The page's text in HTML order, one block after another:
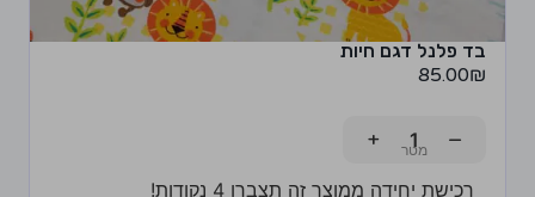
בד פלנל דגם חיות
85.00₪
−
+
רכישת יחידה ממוצר זה תצברו 4 נקודות!